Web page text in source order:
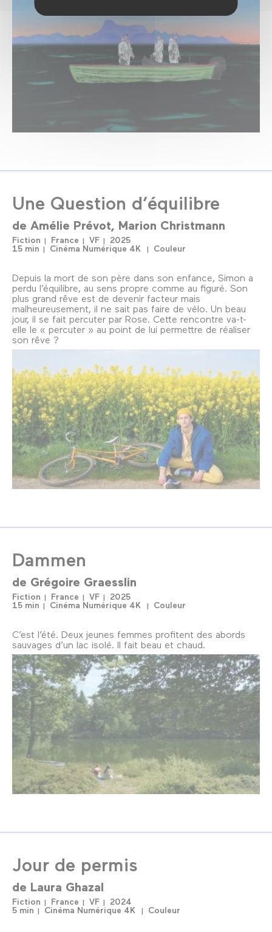
Une Question d’équilibre
de Amélie Prévot Marion Christmann
Fiction France VF
2025
15 min
Cinéma Numérique 4K Couleur
Depuis la mort de son père dans son enfance, Simon a
perdu l’équilibre, au sens propre comme au figuré. Son
plus grand rêve est de devenir facteur mais
malheureusement, il ne sait pas faire de vélo. Un beau
jour, il se fait percuter par Rose. Cette rencontre va-t-
elle le « percuter » au point de lui permettre de réaliser
son rêve ?
Dammen
de Grégoire Graesslin
Fiction France VF
2025
15 min
Cinéma Numérique 4K Couleur
C’est l’été. Deux jeunes femmes profitent des abords
sauvages d’un lac isolé. Il fait beau et chaud.
Jour de permis
de Laura Ghazal
Fiction France VF
2024
5 min
Cinéma Numérique 4K Couleur